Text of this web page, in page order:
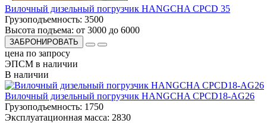
Вилочный дизельный погрузчик HANGCHA CPCD 35
Грузоподъемность: 3500
Высота подъема: от 3000 до 6000
ЗАБРОНИРОВАТЬ
цена по запросу
ЭПСМ в наличии
В наличии
Вилочный дизельный погрузчик HANGCHA CPCD18-AG26
Грузоподъемность: 1750
Эксплуатационная масса: 2830